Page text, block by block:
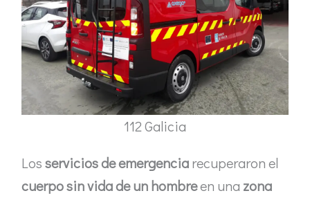
112 Galicia
Losservicios de emergenciarecuperaron el
cuerpo sin vida de un hombreen una zona